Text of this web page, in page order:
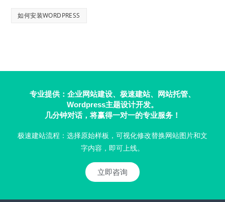
如何安装WORDPRESS
专业提供：企业网站建设、极速建站、网站托管、
Wordpress主题设计开发。
几分钟对话，将赢得一对一的专业服务！
极速建站流程：选择原始样板，可视化修改替换网站图片和文
字内容，即可上线。
立即咨询